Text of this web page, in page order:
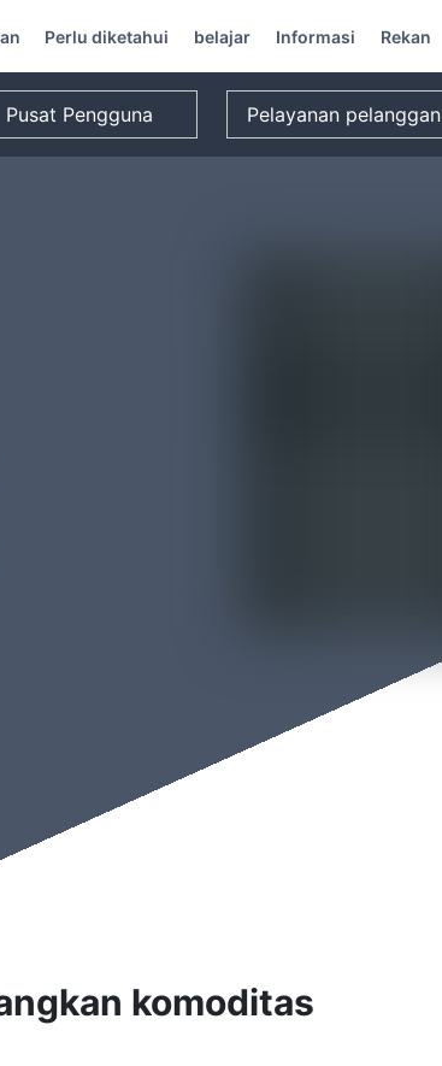
Perlu diketahui belajar Informasi Rekan
Pusat Pengguna Pelayanan pelanggan
komoditas